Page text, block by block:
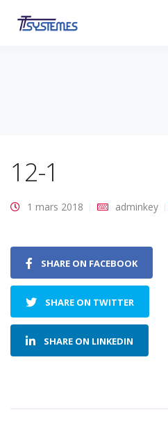
12-1
1 mars 2018 adminkey
SHARE ON FACEBOOK
SHARE ON TWITTER
SHARE ON LINKEDIN